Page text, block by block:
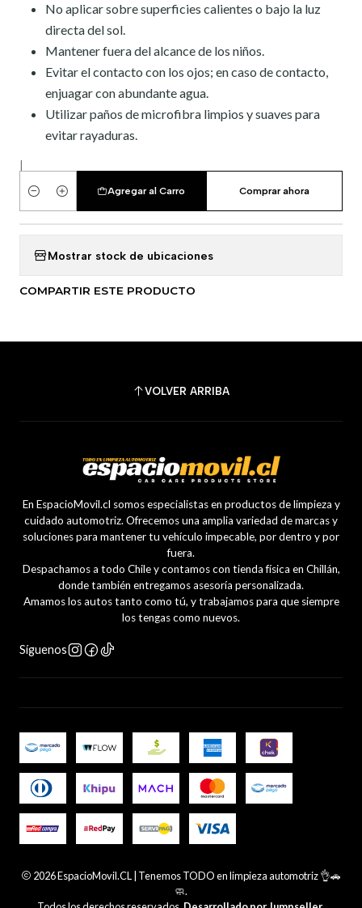
No aplicar sobre superficies calientes o bajo la luz
directa del sol.
Mantener fuera del alcance de los niños.
Evitar el contacto con los ojos; en caso de contacto,
enjuagar con abundante agua.
Utilizar paños de microfibra limpios y suaves para
evitar rayaduras.
Cantidad
Agregar al Carro Comprar ahora
Mostrar stock de ubicaciones
COMPARTIR ESTE PRODUCTO
VOLVER ARRIBA
En EspacioMovil.cl somos especialistas en productos de limpieza y
cuidado automotriz. Ofrecemos una amplia variedad de marcas y
soluciones para mantener tu vehículo impecable, por dentro y por
fuera.
Despachamos a todo Chile y contamos con tienda física en Chillán,
donde también entregamos asesoría personalizada.
Amamos los autos tanto como tú, y trabajamos para que siempre
los tengas como nuevos.
Síguenos
2026 EspacioMovil.CL | Tenemos TODO en limpieza automotriz 👌🚗
🧼.